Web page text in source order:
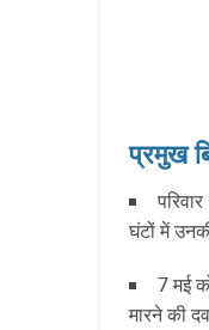
प्रमुख
घंटों में
7 मई
मारने की